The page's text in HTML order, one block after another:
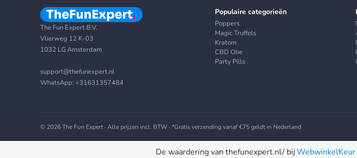
The Fun Expert B.V.
Vlierweg 12 K-03
1032 LG Amsterdam
support@thefunexpert.nl
WhatsApp: +31631357484
Populaire categorieën
Poppers
Magic Truffels
Kratom
CBD Olie
Party Pills
© 2026 The Fun Expert · Alle prijzen incl. BTW · *Gratis verzending vanaf €75 geldt in Nederland
De waardering van thefunexpert.nl/ bijWebwinkelKeur